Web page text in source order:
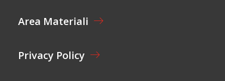
*
Area Materiali
Privacy Policy